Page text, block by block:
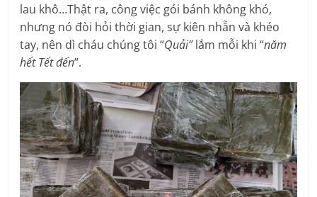
lau khô…Thật ra, công việc gói bánh không khó,
nhưng nó đòi hỏi thời gian, sự kiên nhẫn và khéo
tay, nên dì cháu chúng tôi “Quải”lắm mỗi khi “năm
hết Tết đến”.